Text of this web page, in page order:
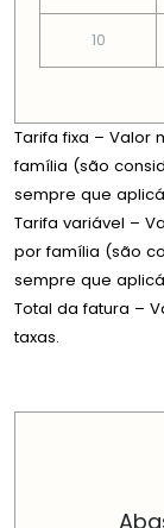
10
Tarifa fixa – Valor
família (são
sempre que
Tarifa variável –
por família (são
sempre que
Total da fatura –
taxas.